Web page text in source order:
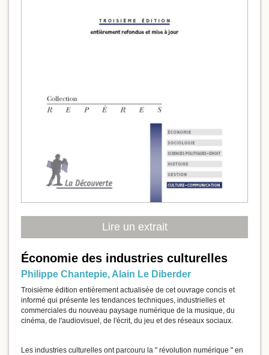
Lire un extrait
Économie des industries culturelles
Philippe Chantepie, Alain Le Diberder
Troisième édition entièrement actualisée de cet ouvrage concis et
informé qui présente les tendances techniques, industrielles et
commerciales du nouveau paysage numérique de la musique, du
cinéma, de l'audiovisuel, de l'écrit, du jeu et des réseaux sociaux.
Les industries culturelles ont parcouru la " révolution numérique " en